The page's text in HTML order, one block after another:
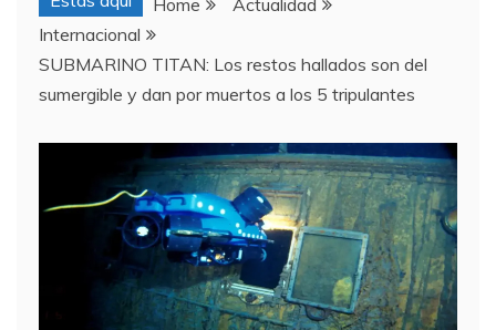
Home
Actualidad
Internacional
SUBMARINO TITAN: Los restos hallados son del
sumergible y dan por muertos a los 5 tripulantes